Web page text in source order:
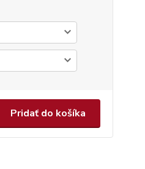
Pridať do košíka